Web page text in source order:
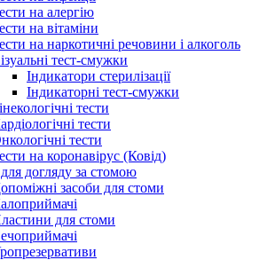
на алергію
на вітаміни
на наркотичні речовини і алкоголь
тест-смужки
Індикатори стерилізації
Індикаторні тест-смужки
тести
тести
тести
на коронавірус (Ковід)
догляду за стомою
засоби для стоми
для стоми